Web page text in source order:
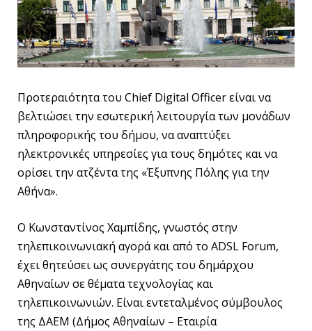
Προτεραιότητα του Chief Digital Officer είναι να
βελτιώσει την εσωτερική λειτουργία των μονάδων
πληροφορικής του δήμου, να αναπτύξει
ηλεκτρονικές υπηρεσίες για τους δημότες και να
ορίσει την ατζέντα της «Έξυπνης Πόλης για την
Αθήνα».
Ο Κωνσταντίνος Χαμπίδης, γνωστός στην
τηλεπικοινωνιακή αγορά και από το ADSL Forum,
έχει θητεύσει ως συνεργάτης του δημάρχου
Αθηναίων σε θέματα τεχνολογίας και
τηλεπικοινωνιών. Είναι εντεταλμένος σύμβουλος
της ΔΑΕΜ (Δήμος Αθηναίων – Εταιρία